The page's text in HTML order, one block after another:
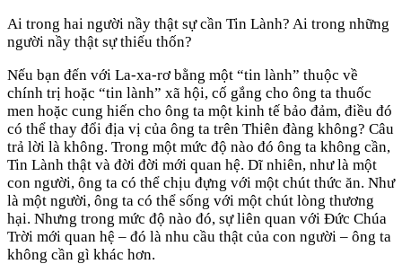
Ai trong hai người nầy thật sự cần Tin Lành? Ai trong những
người nầy thật sự thiếu thốn?
Nếu bạn đến với La-xa-rơ bằng một “tin lành” thuộc về
chính trị hoặc “tin lành” xã hội, cố gắng cho ông ta thuốc
men hoặc cung hiến cho ông ta một kinh tế bảo đảm, điều đó
có thể thay đổi địa vị của ông ta trên Thiên đàng không? Câu
trả lời là không. Trong một mức độ nào đó ông ta không cần,
Tin Lành thật và đời đời mới quan hệ. Dĩ nhiên, như là một
con người, ông ta có thể chịu đựng với một chút thức ăn. Như
là một người, ông ta có thể sống với một chút lòng thương
hại. Nhưng trong mức độ nào đó, sự liên quan với Đức Chúa
Trời mới quan hệ – đó là nhu cầu thật của con người – ông ta
không cần gì khác hơn.